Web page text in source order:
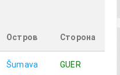
Остров Сторона
Šumava GUER